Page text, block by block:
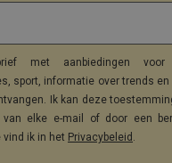
met aanbiedingen voor
sport, informatie over trends
Ik kan deze
elke e-mail of door een
vind ik in het Privacybeleid .